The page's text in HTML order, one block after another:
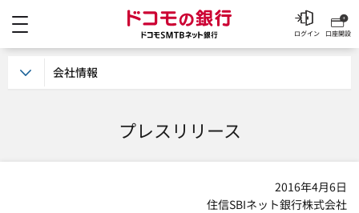
ドコモの銀行 ドコモ
口座開設
ログイン
プレスリリース
2016年4月6日
住信SBIネット銀行株式会社
会社情報